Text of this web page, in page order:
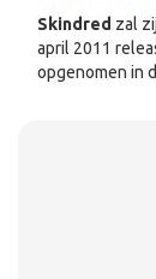
Skindred zal
april 2011
opgenomen in